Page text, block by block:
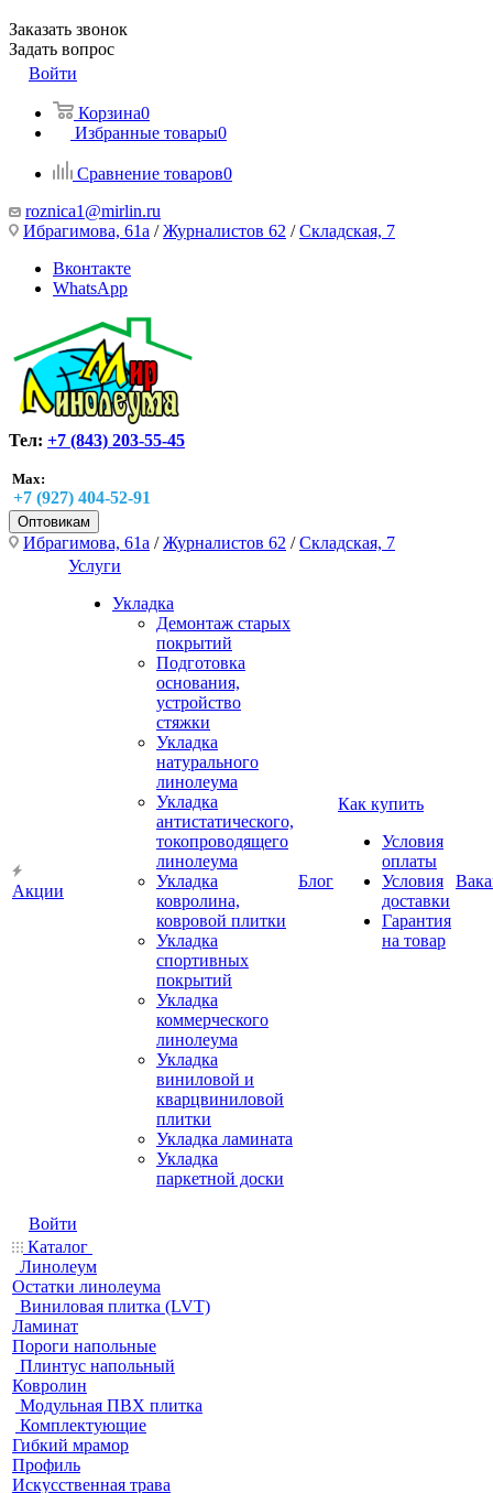
Заказать звонок
Задать вопрос
Войти
Корзина0
Избранные товары0
Сравнение товаров0
roznica1@mirlin.ru
Ибрагимова, 61а /Журналистов 62 /Складская, 7
Вконтакте
WhatsApp
Тел: +7 (843) 203-55-45
Max:
+7 (927) 404-52-91
Оптовикам
Ибрагимова, 61а /Журналистов 62 /Складская, 7
Акции
Услуги
Укладка
Демонтаж старых
покрытий
Подготовка
основания,
устройство
стяжки
Укладка
натурального
линолеума
Укладка
антистатического,
токопроводящего
линолеума
Укладка
ковролина,
ковровой плитки
Укладка
спортивных
покрытий
Укладка
коммерческого
линолеума
Укладка
виниловой и
кварцвиниловой
плитки
Укладка ламината
Укладка
паркетной доски
Блог
Как купить
Условия
оплаты
Условия
доставки
Гарантия
на товар
Войти
Каталог
Линолеум
Остатки линолеума
Виниловая плитка (LVT)
Ламинат
Пороги напольные
Плинтус напольный
Ковролин
Модульная ПВХ плитка
Комплектующие
Гибкий мрамор
Профиль
Искусственная трава